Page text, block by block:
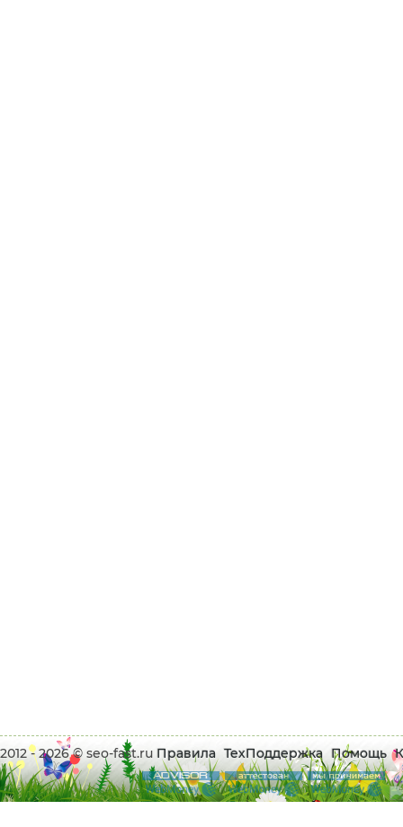
2012 - 2026 © seo-fast.ru Правила ТехПоддержка Помощь